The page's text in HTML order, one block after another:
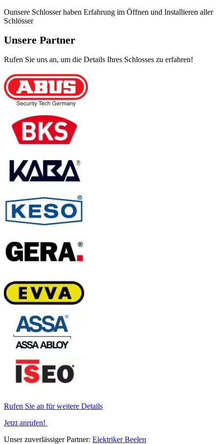
Ounsere Schlosser haben Erfahrung im Öffnen und Installieren aller
Schlösser
Unsere Partner
Rufen Sie uns an, um die Details Ihres Schlosses zu erfahren!
Rufen Sie an für weitere Details
Jetzt anrufen!
Unser zuverlässiger Partner: Elektriker Beelen